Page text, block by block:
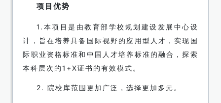
项目优势
1.本项目是由教育部学校规划建设发展中心设
计，旨在培养具备国际视野的应用型人才，实现国
际职业资格标准和中国人才培养标准的融合，探索
本科层次的1+X证书的有效模式。
2. 院校库范围更加广泛，选择更加多元。